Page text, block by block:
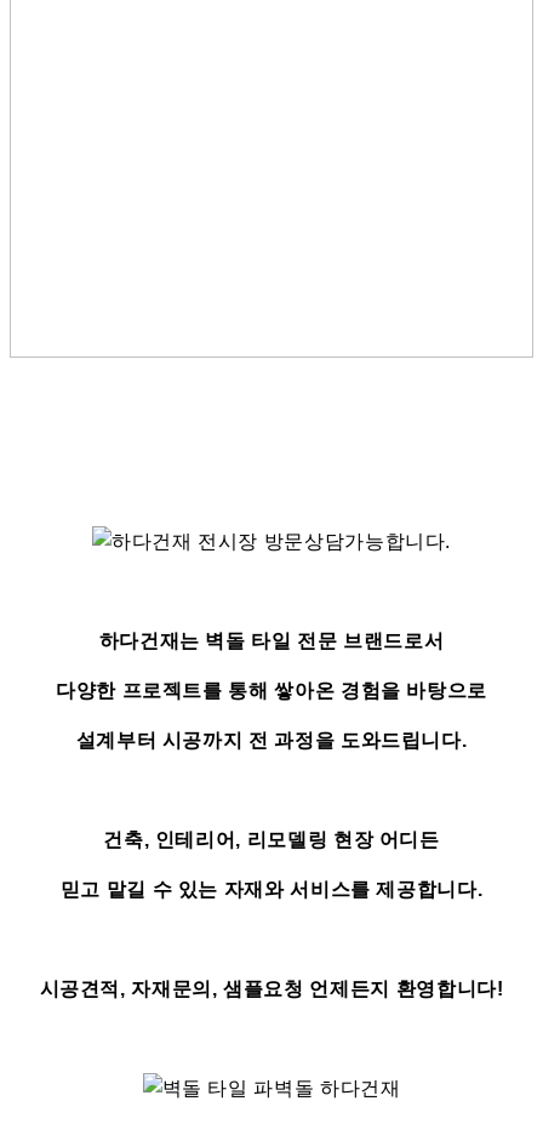
하다건재는 벽돌 타일 전문 브랜드로서
다양한 프로젝트를 통해 쌓아온 경험을 바탕으로
설계부터 시공까지 전 과정을 도와드립니다.
건축, 인테리어, 리모델링 현장 어디든
믿고 맡길 수 있는 자재와 서비스를 제공합니다.
시공견적, 자재문의, 샘플요청 언제든지 환영합니다!